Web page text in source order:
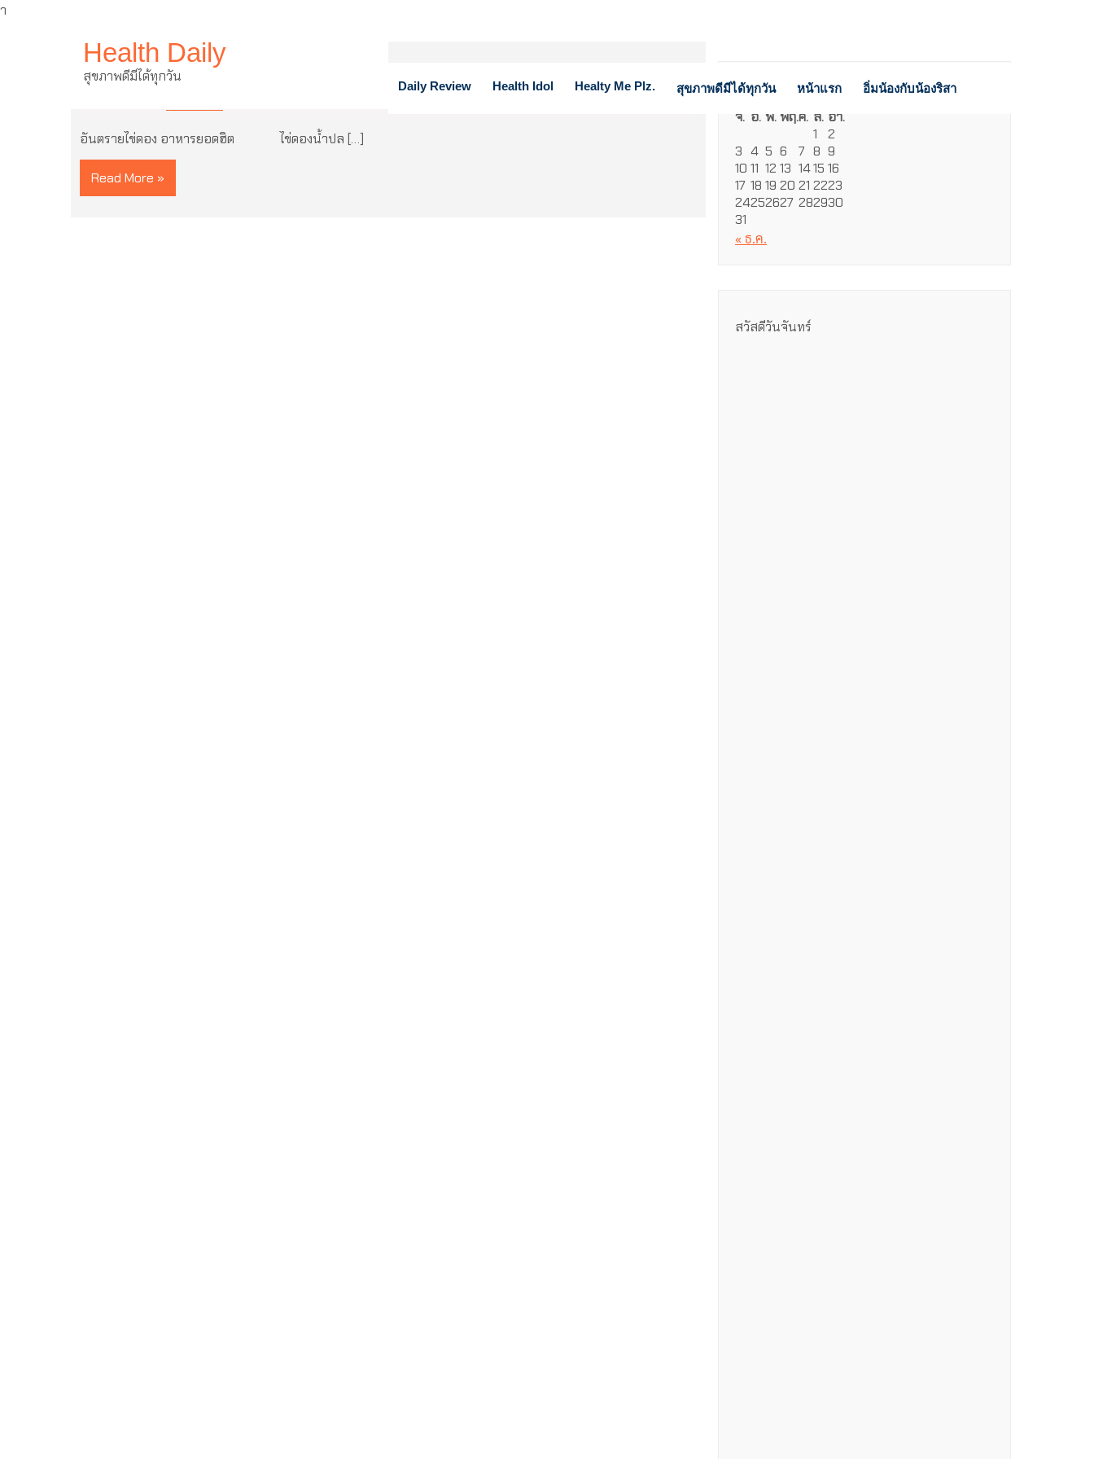
ำ
Health Daily
สุขภาพดีมีได้ทุกวัน
Daily Review Health Idol Healty Me Plz. สุขภาพดีมีได้ทุกวัน หน้าแรก อิ่มน้องกับน้องริสา
อันตรายไข่ดอง อาหารยอดฮิต
อันตรายไข่ดอง อาหารยอดฮิต ไข่ดองน้ำปล […]
Read More »
สิงหาคม 2026
จ. อ. พ.พฤ.ศ. ส. อา.
1
2
3 4 5 6 7 8 9
10 11 12 13 1415 16
17 18 19 20 21 2223
24252627 282930
31
« ธ.ค.
สวัสดีวันจันทร์